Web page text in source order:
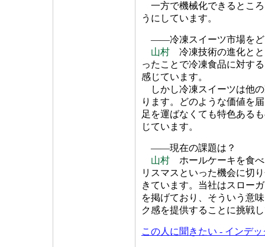
一方で機械化できるとこ
うにしています。
――冷凍スイーツ市場をど
山村 冷凍技術の進化とと
ったことで冷凍食品に対す
感じています。
しかし冷凍スイーツは他
ります。どのような価値を
足を運ばなくても特色ある
じています。
――現在の課題は？
山村 ホールケーキを食べ
リスマスといった機会に切
きています。当社はスロー
を掲げており、そういう意
ク感を提供することに挑戦
この人に聞きたい - インデ